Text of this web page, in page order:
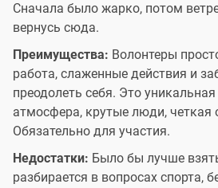
Сначала было жарко, потом
вернусь сюда.
Преимущества: Волонтеры
работа, слаженные действия и
преодолеть себя. Это
атмосфера, крутые люди, четкая
Обязательно для участия.
Недостатки: Было бы лучше
разбирается в вопросах спорта,